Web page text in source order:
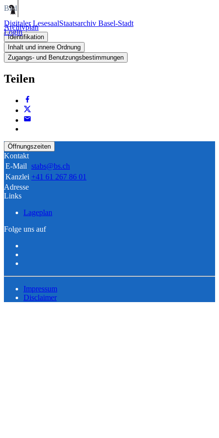
Digitaler LesesaalStaatsarchiv Basel-Stadt
Login
Bild
Archivplan
Identifikation
Inhalt und innere Ordnung
Zugangs- und Benutzungsbestimmungen
Teilen
Öffnungszeiten
Kontakt
E-Mail stabs@bs.ch
Kanzlei +41 61 267 86 01
Adresse
Links
Lageplan
Folge uns auf
Impressum
Disclaimer